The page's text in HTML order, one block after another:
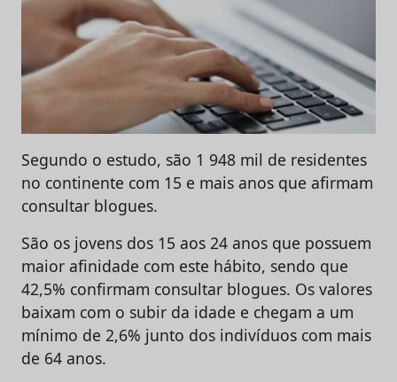
Segundo o estudo, são 1 948 mil de residentes
no continente com 15 e mais anos que afirmam
consultar blogues.
São os jovens dos 15 aos 24 anos que possuem
maior afinidade com este hábito, sendo que
42,5% confirmam consultar blogues. Os valores
baixam com o subir da idade e chegam a um
mínimo de 2,6% junto dos indivíduos com mais
de 64 anos.